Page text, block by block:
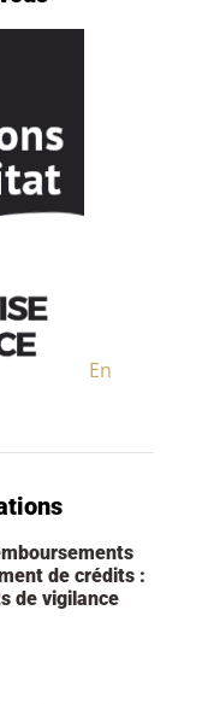
En
de crédits :
de vigilance